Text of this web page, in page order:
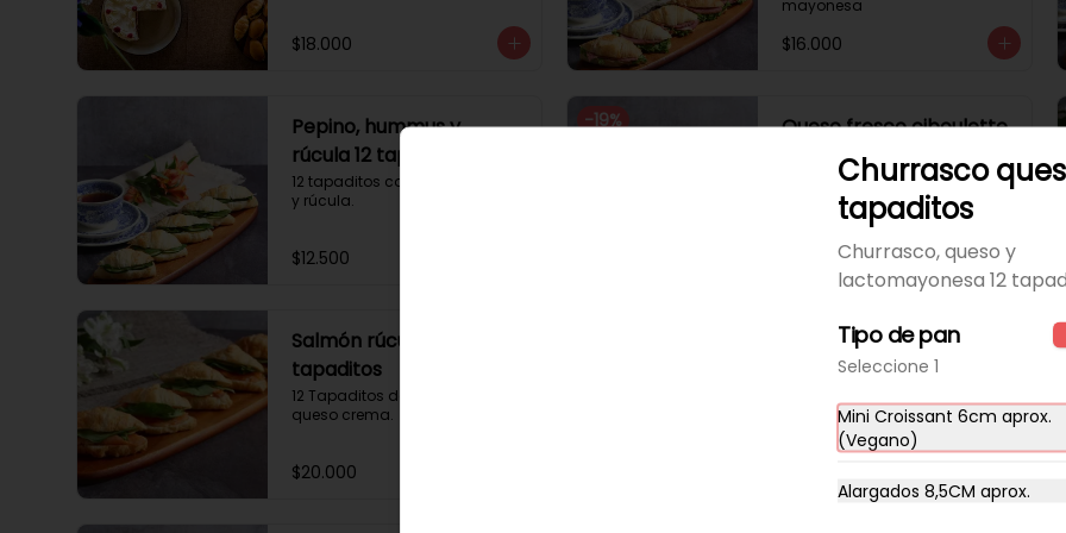
$18.000
mayonesa
$16.000
Pepino, hummus y
rúcula 12 tapaditos
12 tapaditos con pepino, humus
y rúcula.
$12.500
-19%
Queso fresco ciboulette
12 tapaditos
12 tapadito queso fresco con
ciboulette y lactomayonesa
$14.000
Salmón rúcula 12
tapaditos
12 Tapaditos de salmón rúcula,
queso crema.
$20.000
Salmón sésamo 12
tapaditos
crema, sésamo
Churrasco
tapaditos
Churrasco, queso y
lactomayonesa 12
Tipo de pan
Seleccione 1
Mini Croissant 6cm aprox.
(Vegano)
Alargados 8,5CM aprox.